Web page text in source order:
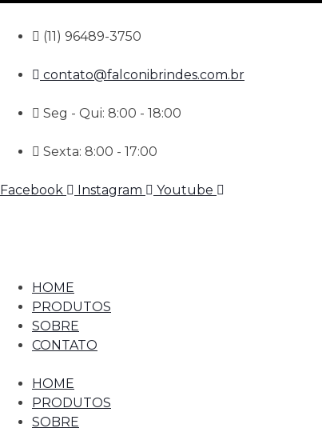
(11) 96489-3750
contato@falconibrindes.com.br
Seg - Qui: 8:00 - 18:00
Sexta: 8:00 - 17:00
Facebook Instagram Youtube
HOME
PRODUTOS
SOBRE
CONTATO
HOME
PRODUTOS
SOBRE